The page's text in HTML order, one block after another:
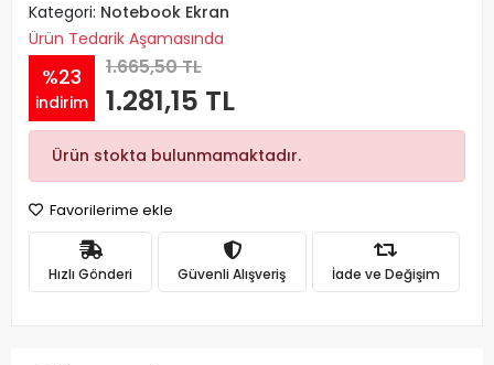
Kategori: Notebook Ekran
Ürün Tedarik Aşamasında
%23
indirim
1.665,50 TL
1.281,15 TL
Ürün stokta bulunmamaktadır.
Favorilerime ekle
Hızlı Gönderi Güvenli Alışveriş İade ve Değişim